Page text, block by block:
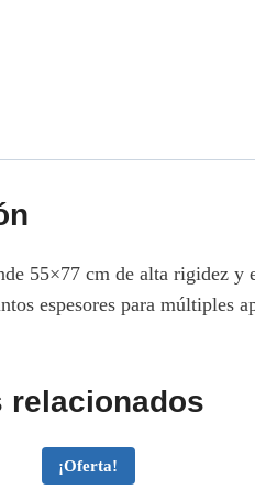
55×77 cm de alta rigidez y
espesores para múltiples
relacionados
¡Oferta!